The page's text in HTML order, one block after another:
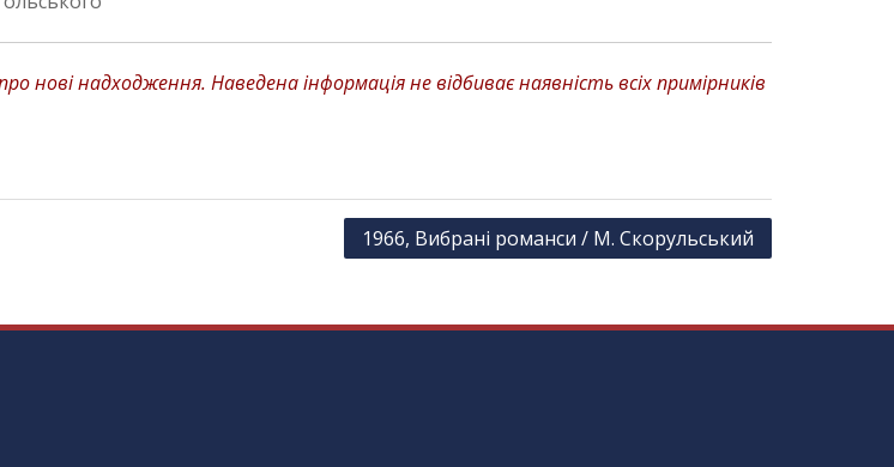
нові надходження. Наведена інформація не відбиває наявність всіх примірників
1966, Вибрані романси / М. Скорульський